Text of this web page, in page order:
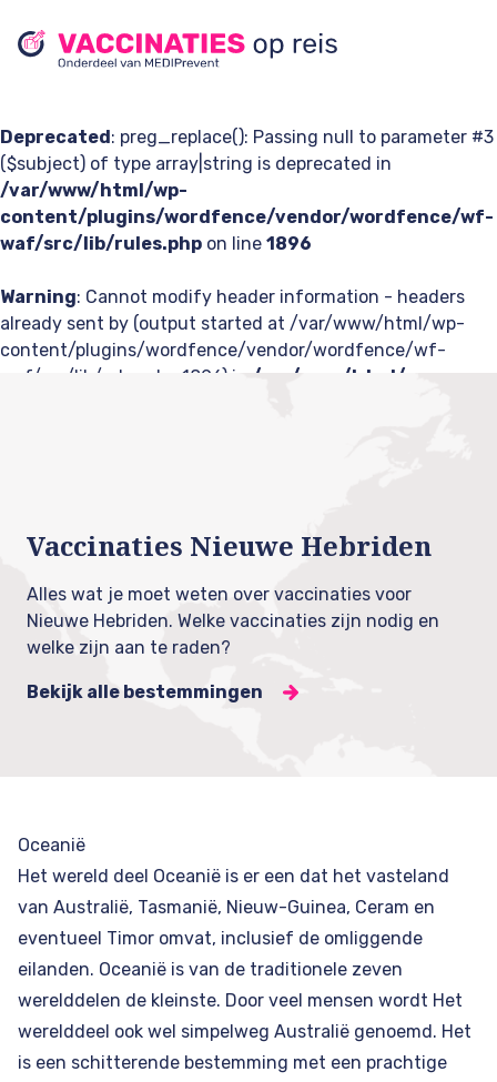
Deprecated: preg_replace(): Passing null to parameter #3
($subject) of type array|string is deprecated in
/var/www/html/wp-
content/plugins/wordfence/vendor/wordfence/wf-
waf/src/lib/rules.php on line 1896
Warning: Cannot modify header information - headers
already sent by (output started at /var/www/html/wp-
content/plugins/wordfence/vendor/wordfence/wf-
waf/src/lib/rules.php:1896) in
/var/www/html/wp-
Vaccinaties Nieuwe Hebriden
Alles wat je moet weten over vaccinaties voor
Nieuwe Hebriden. Welke vaccinaties zijn nodig en
welke zijn aan te raden?
Bekijk alle bestemmingen
Oceanië
Het wereld deel Oceanië is er een dat het vasteland
van Australië, Tasmanië, Nieuw-Guinea, Ceram en
eventueel Timor omvat, inclusief de omliggende
eilanden. Oceanië is van de traditionele zeven
werelddelen de kleinste. Door veel mensen wordt Het
werelddeel ook wel simpelweg Australië genoemd. Het
is een schitterende bestemming met een prachtige